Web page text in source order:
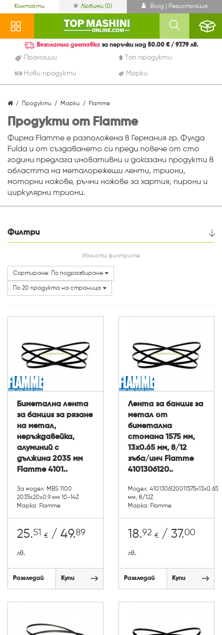
Контакти Любими (0) Вход | Регистрация
Промоции Топ продукти
Нови продукти Марки
Безплатна доставка за поръчки над 50.00 € / 97.79 лв.
Продукти Марки Flamme
Продукти от Flamme
Фирма Flamme е разположена в Германия гр. Фулда
Fulda и от създаването си преди повече от сто
години предлага иновативни и доказани продукти в
областта на металорежещи ленти, триони,
моторни ножове, ръчни ножове за хартия, пирони и
циркулярни триони.
Филтри
Изчисти филтрите
Сортиране: По подразбиране
По 20 продукта на страница
Биметална лента
за банциг за рязане
на метал,
неръждавейка,
алуминий с
дължина 2035 мм
Flamme 4101..
За модел: MBS 1100
2035x20x0.9 мм 10-14Z
Марка: Flamme
25.51 € / 49.89
лв.
Разгледай Купи
Лента за банциг за
метал от
биметална
стомана 1575 мм,
13x0.65 мм, 8/12
зъба/инч Flamme
4101306120..
Модел: 4101306120011575х13х0.65
мм, 8/12Z
Марка: Flamme
18.92 € / 37.00
лв.
Разгледай Купи